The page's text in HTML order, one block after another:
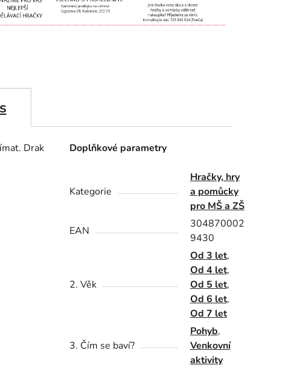
Drak
Doplňkové parametry
Kategorie
Hračky, hry
a pomůcky
pro MŠ a ZŠ
EAN
304870002
9430
2. Věk
Od 3 let,
Od 4 let,
Od 5 let,
Od 6 let,
Od 7 let
3. Čím se baví?
Pohyb,
Venkovní
aktivity